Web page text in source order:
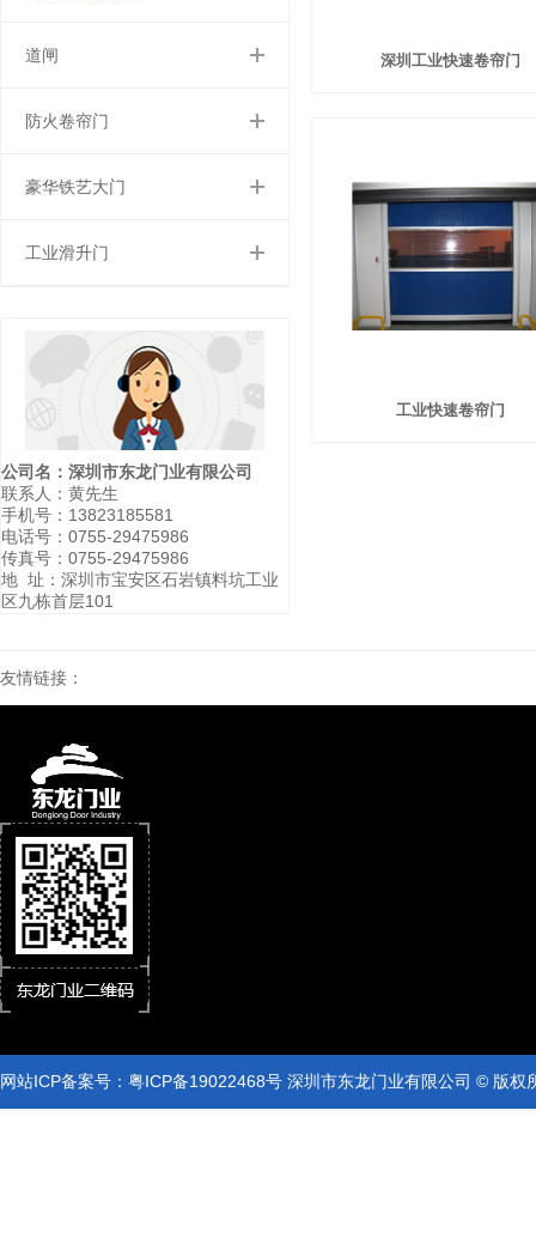
道闸
防火卷帘门
豪华铁艺大门
工业滑升门
公司名：深圳市东龙门业有限公司
联系人：黄先生
手机号：13823185581
电话号：0755-29475986
传真号：0755-29475986
地 址：深圳市宝安区石岩镇料坑工业
区九栋首层101
深圳工业快速卷帘门
工业快速卷帘门
友情链接：
网站ICP备案号： 粤ICP备19022468号 深圳市东龙门业有限公司 © 版权